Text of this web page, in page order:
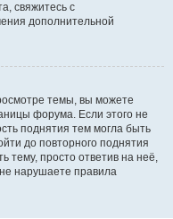
свяжитесь с
дополнительной
темы, вы можете
форума. Если этого не
поднятия тем могла быть
до повторного поднятия
просто ответив на неё,
нарушаете правила